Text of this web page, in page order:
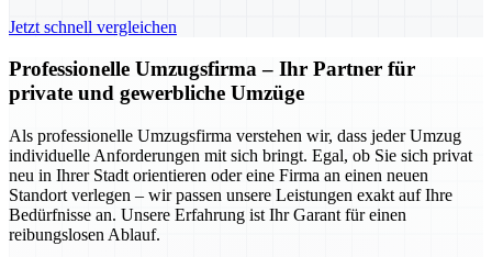
Jetzt schnell vergleichen
Professionelle Umzugsfirma – Ihr Partner für
private und gewerbliche Umzüge
Als professionelle Umzugsfirma verstehen wir, dass jeder Umzug
individuelle Anforderungen mit sich bringt. Egal, ob Sie sich privat
neu in Ihrer Stadt orientieren oder eine Firma an einen neuen
Standort verlegen – wir passen unsere Leistungen exakt auf Ihre
Bedürfnisse an. Unsere Erfahrung ist Ihr Garant für einen
reibungslosen Ablauf.